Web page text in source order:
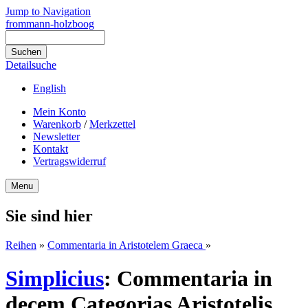
Jump to Navigation
frommann-holzboog
Detailsuche
English
Mein Konto
Warenkorb /Merkzettel
Newsletter
Kontakt
Vertragswiderruf
Menu
Sie sind hier
Reihen » Commentaria in Aristotelem Graeca »
Simplicius: Commentaria in